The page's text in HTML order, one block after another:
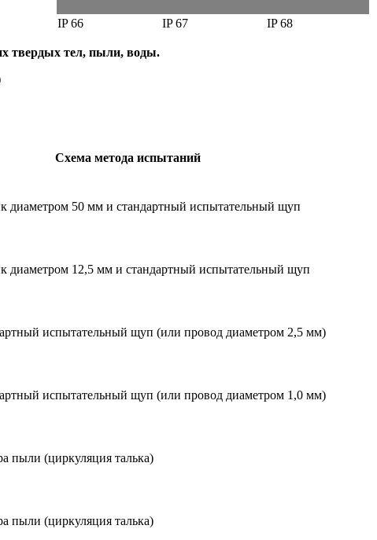
IP 66 IP 67 IP 68
твердых тел, пыли, воды.
Схема метода испытаний
диаметром 50 мм и стандартный испытательный щуп
диаметром 12,5 мм и стандартный испытательный щуп
испытательный щуп (или провод диаметром 2,5 мм)
испытательный щуп (или провод диаметром 1,0 мм)
пыли (циркуляция талька)
пыли (циркуляция талька)